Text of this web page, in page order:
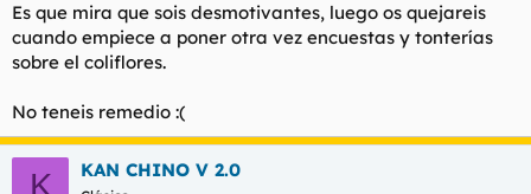
Es que mira que sois desmotivantes, luego os quejareis
cuando empiece a poner otra vez encuestas y tonterías
sobre el coliflores.
No teneis remedio :(
K KAN CHINO V 2.0